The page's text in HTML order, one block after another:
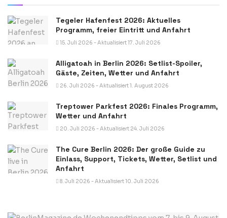
Tegeler Hafenfest 2026: Aktuelles
Programm, freier Eintritt und Anfahrt
15. Juli 2026 - Aktualisiert 17. Juli 2026
Alligatoah in Berlin 2026: Setlist-Spoiler,
Gäste, Zeiten, Wetter und Anfahrt
26. Juli 2026 - Aktualisiert 1. August 2026
Treptower Parkfest 2026: Finales Programm,
Wetter und Anfahrt
20. Juli 2026 - Aktualisiert 24. Juli 2026
The Cure Berlin 2026: Der große Guide zu
Einlass, Support, Tickets, Wetter, Setlist und
Anfahrt
8. Juli 2026 - Aktualisiert 10. Juli 2026